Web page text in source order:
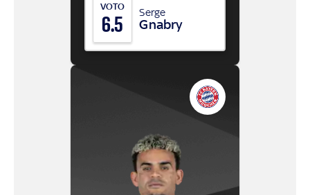
VOTO
6.5 Serge
Gnabry